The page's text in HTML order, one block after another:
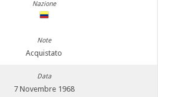
Acquistato
7 Novembre 1968